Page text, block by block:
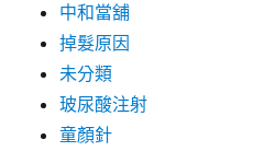
中和當舖
掉髮原因
未分類
玻尿酸注射
童顏針